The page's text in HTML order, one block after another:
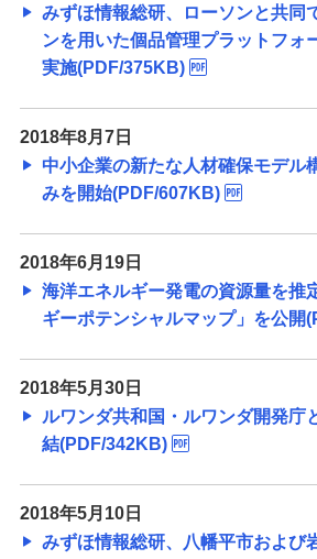
学ぶ・考える
生涯学習
困ったときは・よくあるご質問
みずほ銀行について
みずほ情報総研、ローソンと共同
ンを用いた個品管理プラットフォ
実施(PDF/375KB)
2018年8月7日
中小企業の新たな人材確保モデル
みを開始(PDF/607KB)
2018年6月19日
海洋エネルギー発電の資源量を推
ギーポテンシャルマップ」を公開
2018年5月30日
ルワンダ共和国・ルワンダ開発庁
結(PDF/342KB)
2018年5月10日
みずほ情報総研、八幡平市および